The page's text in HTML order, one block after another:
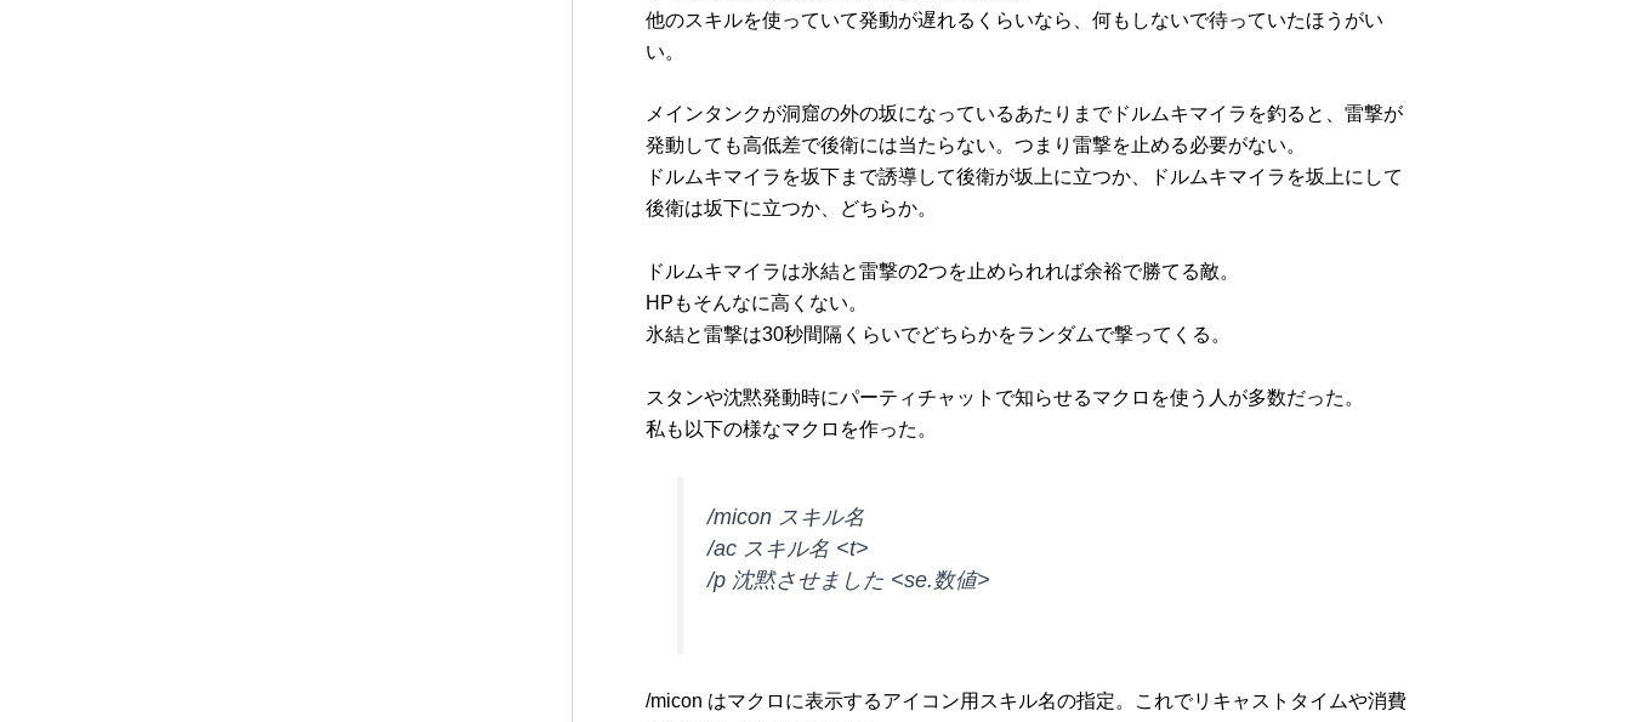
他のスキルを使っていて発動が遅れるくらいなら、何もしないで待っていたほうがい
い。
メインタンクが洞窟の外の坂になっているあたりまでドルムキマイラを釣ると、雷撃が
発動しても高低差で後衛には当たらない。つまり雷撃を止める必要がない。
ドルムキマイラを坂下まで誘導して後衛が坂上に立つか、ドルムキマイラを坂上にして
後衛は坂下に立つか、どちらか。
ドルムキマイラは氷結と雷撃の2つを止められれば余裕で勝てる敵。
HPもそんなに高くない。
氷結と雷撃は30秒間隔くらいでどちらかをランダムで撃ってくる。
スタンや沈黙発動時にパーティチャットで知らせるマクロを使う人が多数だった。
私も以下の様なマクロを作った。
/micon スキル名
/ac スキル名 <t>
/p 沈黙させました <se.数値>
/micon はマクロに表示するアイコン用スキル名の指定。これでリキャストタイムや消費